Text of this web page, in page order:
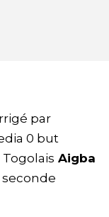
par
0 but
Aigba